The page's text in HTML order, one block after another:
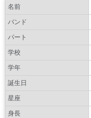
名前
バンド
パート
学校
学年
誕生日
星座
身長